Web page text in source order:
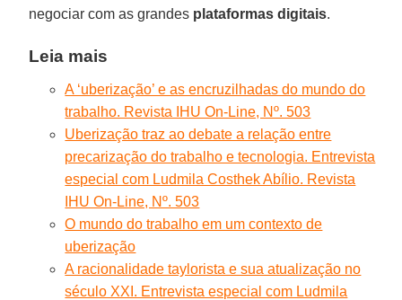
negociar com as grandes plataformas digitais.
Leia mais
A ‘uberização’ e as encruzilhadas do mundo do
trabalho. Revista IHU On-Line, Nº. 503
Uberização traz ao debate a relação entre
precarização do trabalho e tecnologia. Entrevista
especial com Ludmila Costhek Abílio. Revista
IHU On-Line, Nº. 503
O mundo do trabalho em um contexto de
uberização
A racionalidade taylorista e sua atualização no
século XXI. Entrevista especial com Ludmila